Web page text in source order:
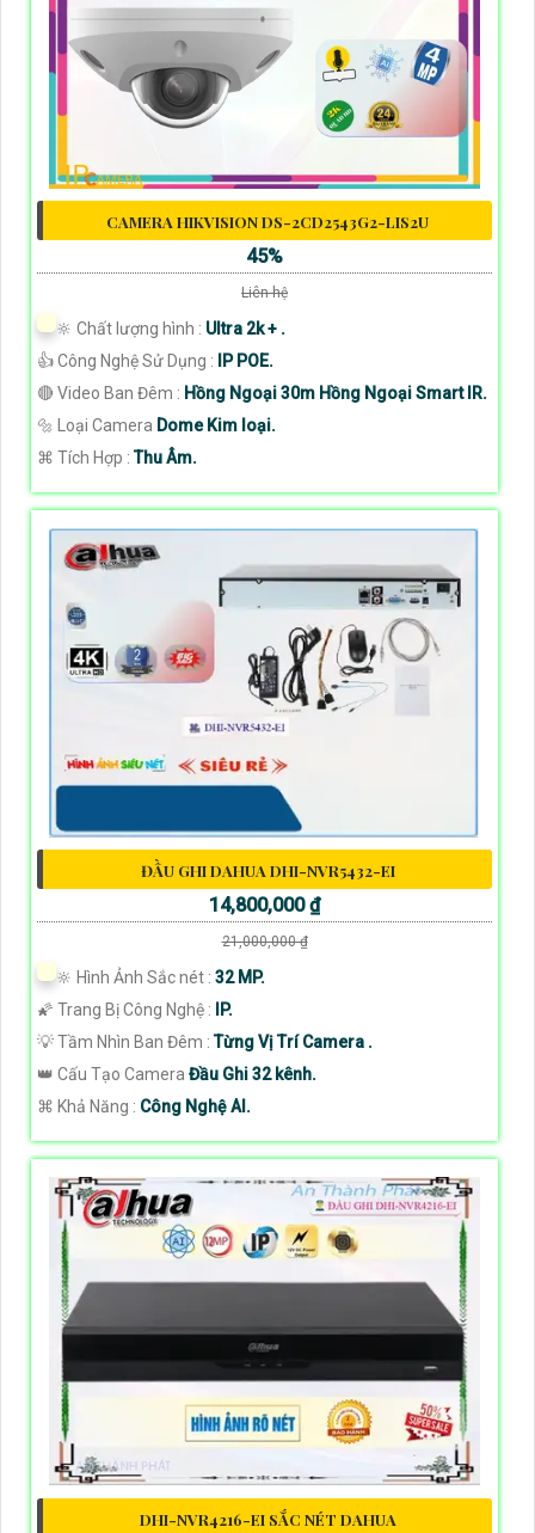
CAMERA HIKVISION DS-2CD2543G2-LIS2U
45%
Liên hệ
🔆 Chất lượng hình : Ultra 2k + .
👍 Công Nghệ Sử Dụng :
IP POE.
🔴 Video Ban Đêm : Hồng Ngoại 30m Hồng Ngoại Smart IR.
🔩 Loại Camera Dome Kim loại.
️⌘ Tích Hợp :Thu Âm.
ĐẦU GHI DAHUA DHI-NVR5432-EI
14,800,000 ₫
21,000,000 ₫
🔆 Hình Ảnh Sắc nét : 32 MP.
🌠 Trang Bị Công Nghệ :
IP.
💡 Tầm Nhìn Ban Đêm :Từng Vị Trí Camera .
👑 Cấu Tạo Camera Đầu Ghi 32 kênh.
️⌘ Khả Năng : Công Nghệ AI.
DHI-NVR4216-EI SẮC NÉT DAHUA